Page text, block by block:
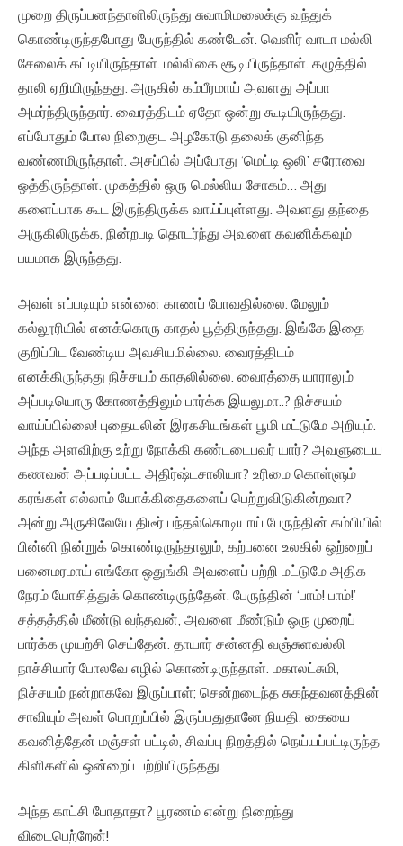
முறை திருப்பனந்தாளிலிருந்து சுவாமிமலைக்கு வந்துக்
கொண்டிருந்தபோது பேருந்தில் கண்டேன். வெளிர் வாடா மல்லி
சேலைக் கட்டியிருந்தாள். மல்லிகை சூடியிருந்தாள். கழுத்தில்
தாலி ஏறியிருந்தது. அருகில் கம்பீரமாய் அவளது அப்பா
அமர்ந்திருந்தார். வைரத்திடம் ஏதோ ஒன்று கூடியிருந்தது.
எப்போதும் போல நிறைகுட அழகோடு தலைக் குனிந்த
வண்ணமிருந்தாள். அசப்பில் அப்போது ‘மெட்டி ஒலி’ சரோவை
ஒத்திருந்தாள். முகத்தில் ஒரு மெல்லிய சோகம்… அது
களைப்பாக கூட இருந்திருக்க வாய்ப்புள்ளது. அவளது தந்தை
அருகிலிருக்க, நின்றபடி தொடர்ந்து அவளை கவனிக்கவும்
பயமாக இருந்தது.
அவள் எப்படியும் என்னை காணப் போவதில்லை. மேலும்
கல்லூரியில் எனக்கொரு காதல் பூத்திருந்தது. இங்கே இதை
குறிப்பிட வேண்டிய அவசியமில்லை. வைரத்திடம்
எனக்கிருந்தது நிச்சயம் காதலில்லை. வைரத்தை யாராலும்
அப்படியொரு கோணத்திலும் பார்க்க இயலுமா..? நிச்சயம்
வாய்ப்பில்லை! புதையலின் இரகசியங்கள் பூமி மட்டுமே அறியும்.
அந்த அளவிற்கு உற்று நோக்கி கண்டடைபவர் யார்? அவளுடைய
கணவன் அப்படிப்பட்ட அதிர்ஷ்டசாலியா? உரிமை கொள்ளும்
கரங்கள் எல்லாம் யோக்கிதைகளைப் பெற்றுவிடுகின்றவா?
அன்று அருகிலேயே திடீர் பந்தல்கொடியாய் பேருந்தின் கம்பியில்
பின்னி நின்றுக் கொண்டிருந்தாலும், கற்பனை உலகில் ஒற்றைப்
பனைமரமாய் எங்கோ ஒதுங்கி அவளைப் பற்றி மட்டுமே அதிக
நேரம் யோசித்துக் கொண்டிருந்தேன். பேருந்தின் ‘பாம்! பாம்!’
சத்தத்தில் மீண்டு வந்தவன், அவளை மீண்டும் ஒரு முறைப்
பார்க்க முயற்சி செய்தேன். தாயார் சன்னதி வஞ்சுளவல்லி
நாச்சியார் போலவே எழில் கொண்டிருந்தாள். மகாலட்சுமி,
நிச்சயம் நன்றாகவே இருப்பாள்; சென்றடைந்த சுகந்தவனத்தின்
சாவியும் அவள் பொறுப்பில் இருப்பதுதானே நியதி. கையை
கவனித்தேன் மஞ்சள் பட்டில், சிவப்பு நிறத்தில் நெய்யப்பட்டிருந்த
கிளிகளில் ஒன்றைப் பற்றியிருந்தது.
அந்த காட்சி போதாதா? பூரணம் என்று நிறைந்து
விடைபெற்றேன்!